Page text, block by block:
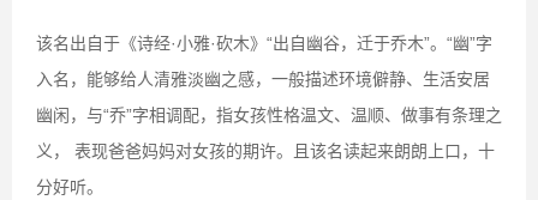
该名出自于《诗经·小雅·砍木》“出自幽谷，迁于乔木”。“幽”字
入名，能够给人清雅淡幽之感，一般描述环境僻静、生活安居
幽闲，与“乔”字相调配，指女孩性格温文、温顺、做事有条理之
义， 表现爸爸妈妈对女孩的期许。且该名读起来朗朗上口，十
分好听。